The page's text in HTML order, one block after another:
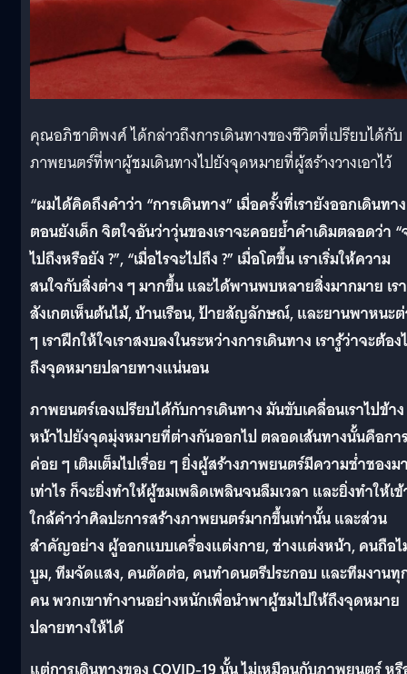
คุณอภิชาติพงศ์ ได้กล่าวถึงการเดินทางของชีวิตที่เปรียบได้กับ
ภาพยนตร์ที่พาผู้ชมเดินทางไปยังจุดหมายที่ผู้สร้างวางเอาไว้
“ผมได้คิดถึงคำว่า “การเดินทาง” เมื่อครั้งที่เรายังออกเดินทาง
ตอนยังเด็ก จิตใจอันว่าวุ่นของเราจะคอยย้ำคำเดิมตลอดว่า “
ไปถึงหรือยัง ?”, “เมื่อไรจะไปถึง ?” เมื่อโตขึ้น เราเริ่มให้ความ
สนใจกับสิ่งต่าง ๆ มากขึ้น และได้พานพบหลายสิ่งมากมาย เรา
สังเกตเห็นต้นไม้, บ้านเรือน, ป้ายสัญลักษณ์, และยานพาหนะ
ๆ เราฝึกให้ใจเราสงบลงในระหว่างการเดินทาง เรารู้ว่าจะต้อง
ถึงจุดหมายปลายทางแน่นอน
ภาพยนตร์เองเปรียบได้กับการเดินทาง มันขับเคลื่อนเราไปข้าง
หน้าไปยังจุดมุ่งหมายที่ต่างกันออกไป ตลอดเส้นทางนั้นคือกา
ค่อย ๆ เติมเต็มไปเรื่อย ๆ ยิ่งผู้สร้างภาพยนตร์มีความช่ำชองม
เท่าไร ก็จะยิ่งทำให้ผู้ชมเพลิดเพลินจนลืมเวลา และยิ่งทำให้เ
ใกล้คำว่าศิลปะการสร้างภาพยนตร์มากขึ้นเท่านั้น และส่วน
สำคัญอย่าง ผู้ออกแบบเครื่องแต่งกาย, ช่างแต่งหน้า, คนถือ
บูม, ทีมจัดแสง, คนตัดต่อ, คนทำดนตรีประกอบ และทีมงานทุ
คน พวกเขาทำงานอย่างหนักเพื่อนำพาผู้ชมไปให้ถึงจุดหมาย
ปลายทางให้ได้